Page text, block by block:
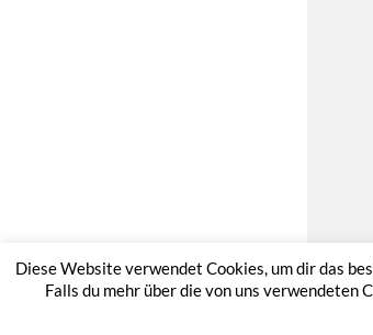
Diese Website verwendet Cookies, um dir das
Falls du mehr über die von uns verwendeten